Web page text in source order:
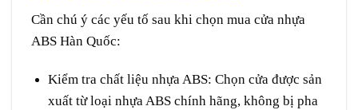
Cần chú ý các yếu tố sau khi chọn mua cửa nhựa
ABS Hàn Quốc:
Kiểm tra chất liệu nhựa ABS: Chọn cửađược sản
xuất từ loạinhựa ABS chính hãng, không bị pha